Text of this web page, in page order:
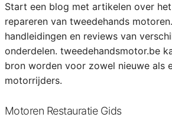
Start een blog met artikelen over
repareren van tweedehands
handleidingen en reviews van
onderdelen. tweedehandsmotor.be
bron worden voor zowel nieuwe als
motorrijders.
Motoren Restauratie Gids